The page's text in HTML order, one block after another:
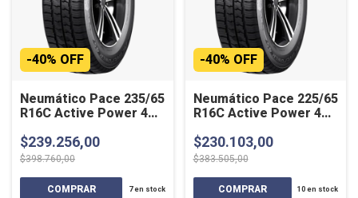
Neumático Pace 235/65
R16C Active Power 4
-40% OFF
$239.256,00
$398.760,00
7en stock
Neumático Pace 225/65
R16C Active Power 4
-40% OFF
$230.103,00
$383.505,00
10 en stock